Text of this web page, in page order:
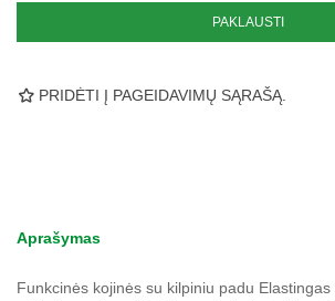
PAKLAUSTI
PRIDĖTI Į PAGEIDAVIMŲ SĄRAŠĄ.
Aprašymas
Funkcinės kojinės su kilpiniu padu